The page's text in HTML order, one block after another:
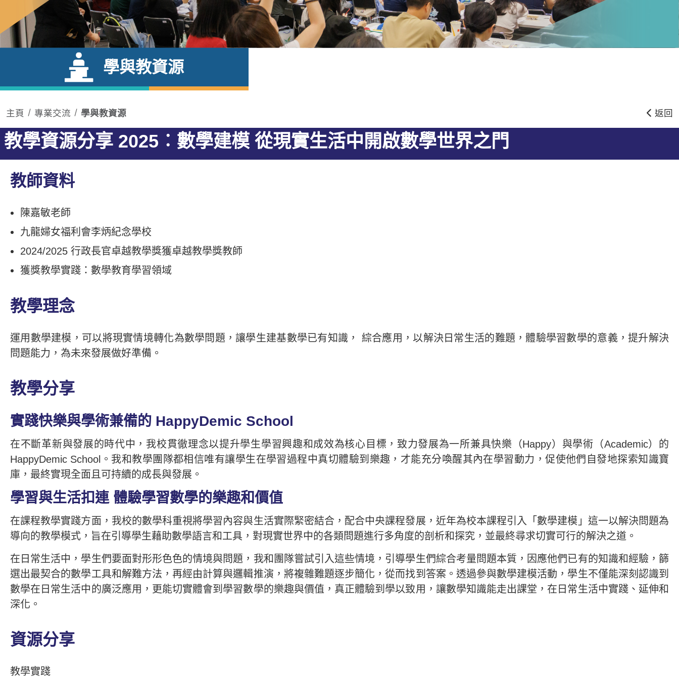
學與教資源
主頁 專業交流 學與教資源 返回
教學資源分享 2025︰數學建模 從現實生活中開啟數學世界之門
教師資料
陳嘉敏老師
九龍婦女福利會李炳紀念學校
2024/2025 行政長官卓越教學獎獲卓越教學獎教師
獲獎教學實踐：數學教育學習領域
教學理念
運用數學建模，可以將現實情境轉化為數學問題，讓學生建基數學已有知識， 綜合應用，以解決日常生活的難題，體驗學習數學的意義，提升解決
問題能力，為未來發展做好準備。
教學分享
實踐快樂與學術兼備的 HappyDemic School
在不斷革新與發展的時代中，我校貫徹理念以提升學生學習興趣和成效為核心目標，致力發展為一所兼具快樂（Happy）與學術（Academic）的
HappyDemic School。我和教學團隊都相信唯有讓學生在學習過程中真切體驗到樂趣，才能充分喚醒其內在學習動力，促使他們自發地探索知識寶
庫，最終實現全面且可持續的成長與發展。
學習與生活扣連 體驗學習數學的樂趣和價值
在課程教學實踐方面，我校的數學科重視將學習內容與生活實際緊密結合，配合中央課程發展，近年為校本課程引入「數學建模」這一以解決問題為
導向的教學模式，旨在引導學生藉助數學語言和工具，對現實世界中的各類問題進行多角度的剖析和探究，並最終尋求切實可行的解決之道。
在日常生活中，學生們要面對形形色色的情境與問題，我和團隊嘗試引入這些情境，引導學生們綜合考量問題本質，因應他們已有的知識和經驗，篩
選出最契合的數學工具和解難方法，再經由計算與邏輯推演，將複雜難題逐步簡化，從而找到答案。透過參與數學建模活動，學生不僅能深刻認識到
數學在日常生活中的廣泛應用，更能切實體會到學習數學的樂趣與價值，真正體驗到學以致用，讓數學知識能走出課堂，在日常生活中實踐、延伸和
深化。
資源分享
教學實踐